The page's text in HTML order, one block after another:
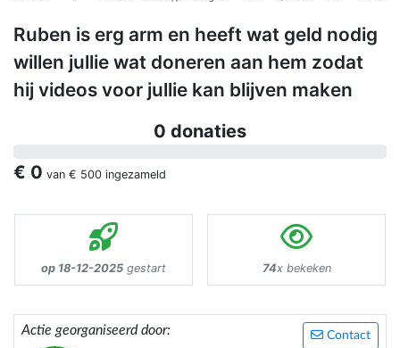
Ruben is erg arm en heeft wat geld nodig
willen jullie wat doneren aan hem zodat
hij videos voor jullie kan blijven maken
0 donaties
€ 0 van € 500 ingezameld
op 18-12-2025 gestart 74x bekeken
Contact
Actie georganiseerd door: